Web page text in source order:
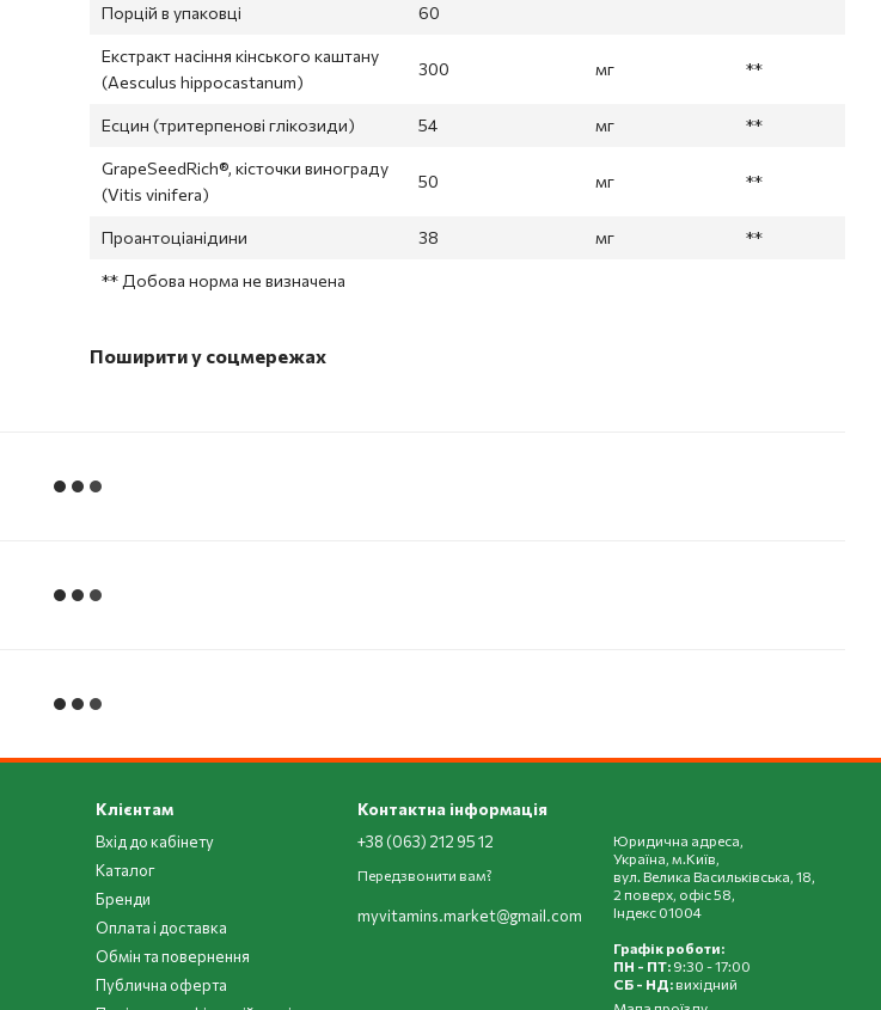
Порцій в упаковці 60
Екстракт насіння кінського каштану
(Aesculus hippocastanum)
300 мг **
Есцин (тритерпенові глікозиди) 54 мг **
GrapeSeedRich®, кісточки винограду
(Vitis vinifera)
50 мг **
Проантоціанідини 38 мг **
** Добова норма не визначена
Поширити у соцмережах
Клієнтам
Вхід до кабінету
Каталог
Бренди
Оплата і доставка
Обмін та повернення
Публична оферта
Контактна інформація
+38 (063) 212 95 12
Передзвонити вам?
myvitamins.market@gmail.com
Юридична адреса,
Україна, м.Київ,
вул. Велика Васильківська, 18,
2 поверх, офіс 58,
Індекс 01004
Графік роботи:
ПН - ПТ: 9:30 - 17:00
СБ - НД: вихідний